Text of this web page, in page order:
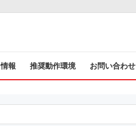
報 推奨動作環境 お問い合わせ